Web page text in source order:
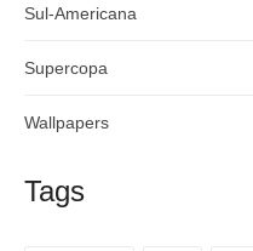
Sul-Americana
Supercopa
Wallpapers
Tags